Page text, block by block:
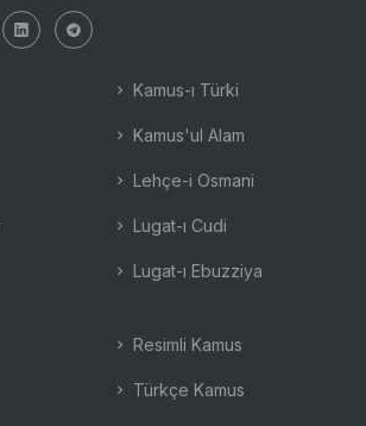
Kamus-ı Türki
Kamus'ul Alam
Lehçe-i Osmani
Lugat-ı Cudi
Lugat-ı Ebuzziya
Resimli Kamus
Türkçe Kamus